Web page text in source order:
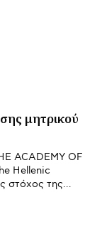
μητρικού
ACADEMY OF
Hellenic
στόχος της…